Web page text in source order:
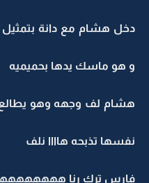
دخل هشام مع دانة بتمثيل
و هو ماسك يدها بحميميه
هشام لف وجهه وهو يطالع
نفسها تذبحه هاااا نلف
فارس ترك رنا